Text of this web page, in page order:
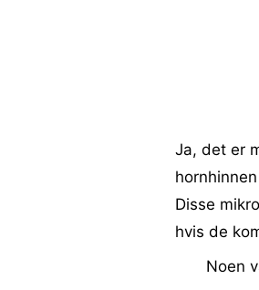
Ja, det er
Disse
hvis de
Noen